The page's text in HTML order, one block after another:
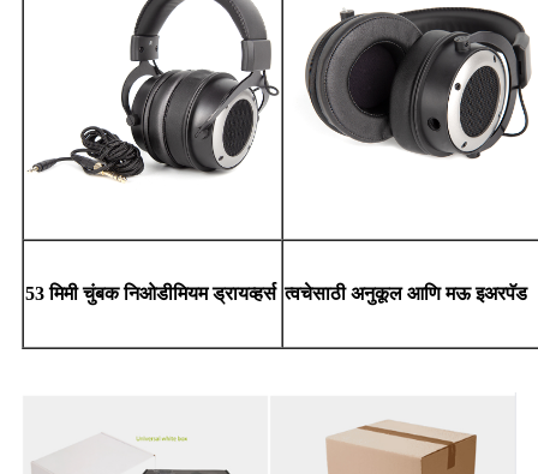
53 मिमी चुंबक निओडीमियम ड्रायव्हर्स त्वचेसाठी अनुकूल आणि मऊ इअरपॅड